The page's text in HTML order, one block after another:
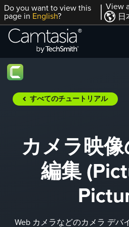
Skip
to
content
Do you want to view this
page in English?
View
日
すべてのチュートリアル
カメラ映像
編集
Web カメラなどのカメラ デバ